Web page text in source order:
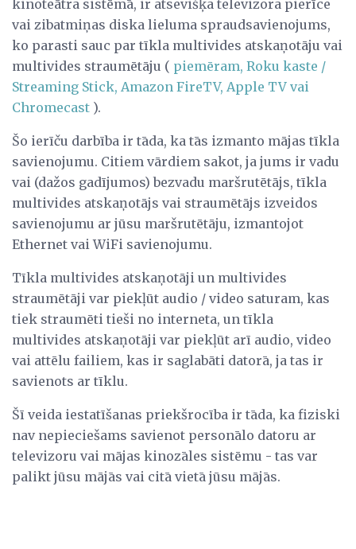
kinoteātra sistēmā, ir atsevišķa televizora pierīce
vai zibatmiņas diska lieluma spraudsavienojums,
ko parasti sauc par tīkla multivides atskaņotāju vai
multivides straumētāju ( piemēram, Roku kaste /
Streaming Stick, Amazon FireTV, Apple TV vai
Chromecast ).
Šo ierīču darbība ir tāda, ka tās izmanto mājas tīkla
savienojumu. Citiem vārdiem sakot, ja jums ir vadu
vai (dažos gadījumos) bezvadu maršrutētājs, tīkla
multivides atskaņotājs vai straumētājs izveidos
savienojumu ar jūsu maršrutētāju, izmantojot
Ethernet vai WiFi savienojumu.
Tīkla multivides atskaņotāji un multivides
straumētāji var piekļūt audio / video saturam, kas
tiek straumēti tieši no interneta, un tīkla
multivides atskaņotāji var piekļūt arī audio, video
vai attēlu failiem, kas ir saglabāti datorā, ja tas ir
savienots ar tīklu.
Šī veida iestatīšanas priekšrocība ir tāda, ka fiziski
nav nepieciešams savienot personālo datoru ar
televizoru vai mājas kinozāles sistēmu - tas var
palikt jūsu mājās vai citā vietā jūsu mājās.